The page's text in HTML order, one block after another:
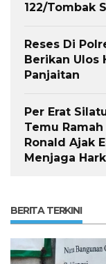
122/Tombak
Reses Di
Berikan Ulos
Panjaitan
Per Erat
Temu
Ronald Ajak
Menjaga
BERITA TERKINI